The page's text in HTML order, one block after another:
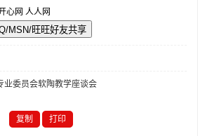
心网 人人网
业委员会软陶教学座谈会
复制 打印